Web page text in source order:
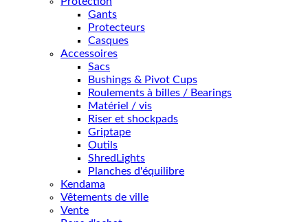
Gants
Protecteurs
Casques
Accessoires
Sacs
Bushings & Pivot Cups
Roulements à billes / Bearings
Matériel / vis
Riser et shockpads
Griptape
Outils
ShredLights
Planches d'équilibre
Kendama
Vêtements de ville
Vente